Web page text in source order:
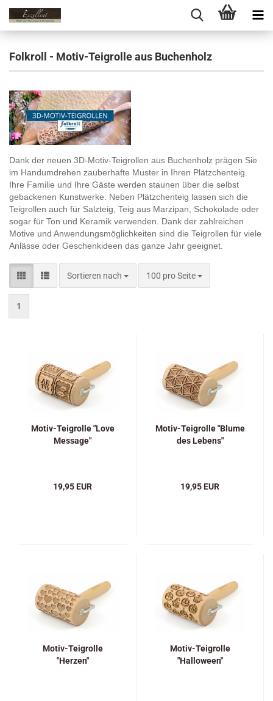
Folkroll - Motiv-Teigrolle aus Buchenholz
Dank der neuen 3D-Motiv-Teigrollen aus Buchenholz prägen Sie
im Handumdrehen zauberhafte Muster in Ihren Plätzchenteig.
Ihre Familie und Ihre Gäste werden staunen über die selbst
gebackenen Kunstwerke. Neben Plätzchenteig lassen sich die
Teigrollen auch für Salzteig, Teig aus Marzipan, Schokolade oder
sogar für Ton und Keramik verwenden. Dank der zahlreichen
Motive und Anwendungsmöglichkeiten sind die Teigrollen für viele
Anlässe oder Geschenkideen das ganze Jahr geeignet.
Sortieren nach
Sortieren nach 100 pro Seite
pro Seite
1
Motiv-Teigrolle "Love
Message"
19,95 EUR
Motiv-Teigrolle "Blume
des Lebens"
19,95 EUR
Motiv-Teigrolle
"Herzen"
Motiv-Teigrolle
"Halloween"